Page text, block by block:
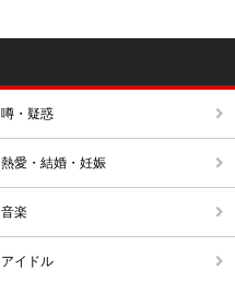
噂・疑惑
熱愛・結婚・妊娠
音楽
アイドル